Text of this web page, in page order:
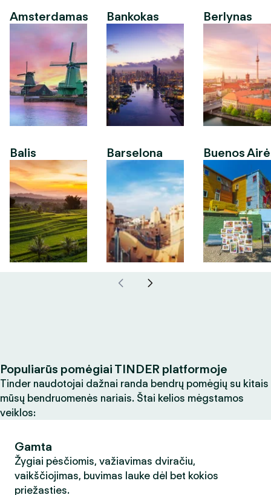
Amsterdamas
Balis
Bankokas
Barselona
Berlynas
Buenos
Populiarūs pomėgiai TINDER platformoje
Tinder naudotojai dažnai randa bendrų pomėgių su kitais
mūsų bendruomenės nariais. Štai kelios mėgstamos
veiklos:
Gamta
Žygiai pėsčiomis, važiavimas dviračiu,
vaikščiojimas, buvimas lauke dėl bet kokios
priežasties.